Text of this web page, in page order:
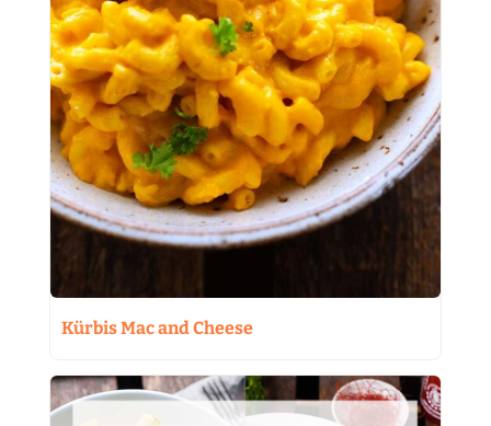
Kürbis Mac and Cheese